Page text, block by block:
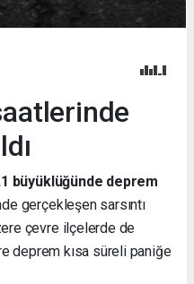
büyüklüğünde deprem
gerçekleşen sarsıntı
çevre ilçelerde de
deprem kısa süreli paniğe